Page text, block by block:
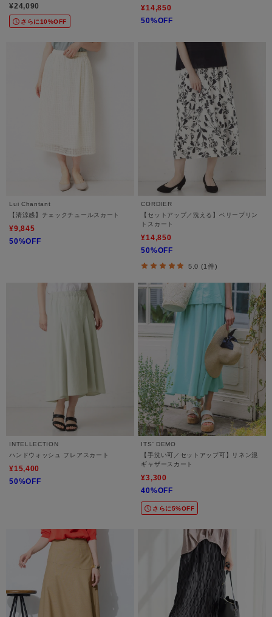
¥24,090
さらに10%OFF
¥14,850
50%OFF
Lui Chantant
【清涼感】チェックチュールスカート
¥9,845
50%OFF
CORDIER
【セットアップ／洗える】ベリープリン
トスカート
¥14,850
50%OFF
5.0 (1件)
INTELLECTION
ハンドウォッシュ フレアスカート
¥15,400
50%OFF
ITS' DEMO
【手洗い可／セットアップ可】リネン混
ギャザースカート
¥3,300
40%OFF
さらに5%OFF